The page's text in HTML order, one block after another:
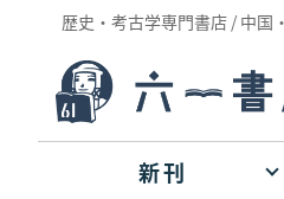
歴史・考古学専門書店 / 中国
新刊